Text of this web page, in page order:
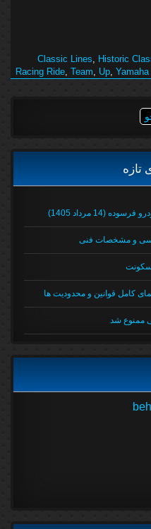
Classic Lines,Historic
Racing Ride,Team,Up,
مرداد 1405)
کامل قوانین و محدودیت ها
شد